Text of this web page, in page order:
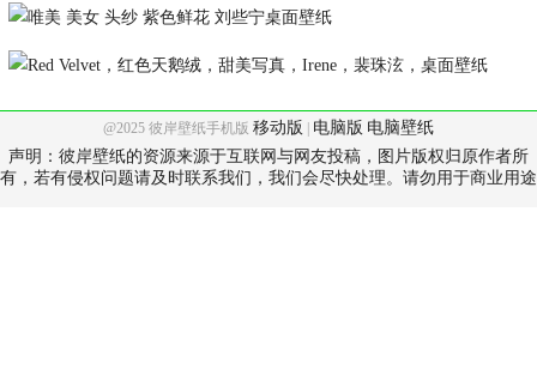
@2025 彼岸壁纸手机版 移动版 电脑版 电脑壁纸
声明：彼岸壁纸的资源来源于互联网与网友投稿，图片版权归原作者所
有，若有侵权问题请及时联系我们，我们会尽快处理。请勿用于商业用途